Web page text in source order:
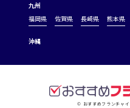
九州
福岡県
佐賀県 長崎県 熊本県
沖縄
© おすすめフランチャ